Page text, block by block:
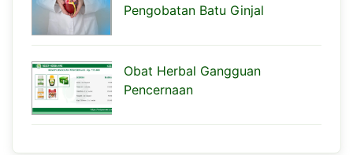
Pengobatan Batu Ginjal
Obat Herbal Gangguan
Pencernaan